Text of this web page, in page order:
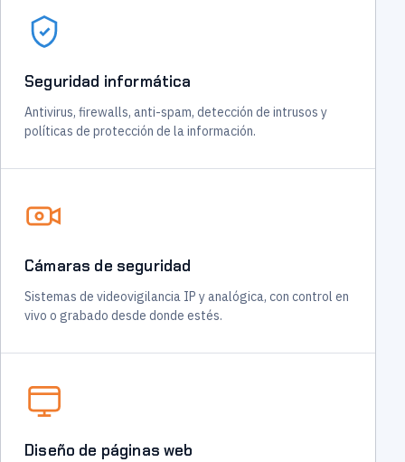
Seguridad informática
Antivirus, firewalls, anti-spam, detección de intrusos y
políticas de protección de la información.
Cámaras de seguridad
Sistemas de videovigilancia IP y analógica, con control en
vivo o grabado desde donde estés.
Diseño de páginas web